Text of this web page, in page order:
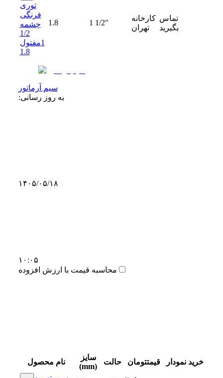
توری
فرنگی
چشمه
1/2
1مفتول
1.8
1.8 1 1/2"
کارخانه
تهران
تماس
بگیرید
سیم آرماتور
به روز رسانی:
۱۴۰۵/۰۵/۱۸
۱۰:۰۵
محاسبه قیمت با ارزش افزوده
نام محصول
سایز
(mm)
حالت قیمتتومان نمودار خرید